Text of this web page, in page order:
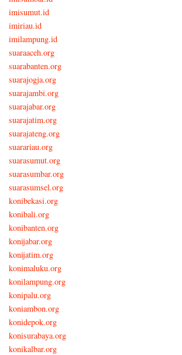
imisumut.id
imiriau.id
imilampung.id
suaraaceh.org
suarabanten.org
suarajogja.org
suarajambi.org
suarajabar.org
suarajatim.org
suarajateng.org
suarariau.org
suarasumut.org
suarasumbar.org
suarasumsel.org
konibekasi.org
konibali.org
konibanten.org
konijabar.org
konijatim.org
konimaluku.org
konilampung.org
konipalu.org
koniambon.org
konidepok.org
konisurabaya.org
konikalbar.org